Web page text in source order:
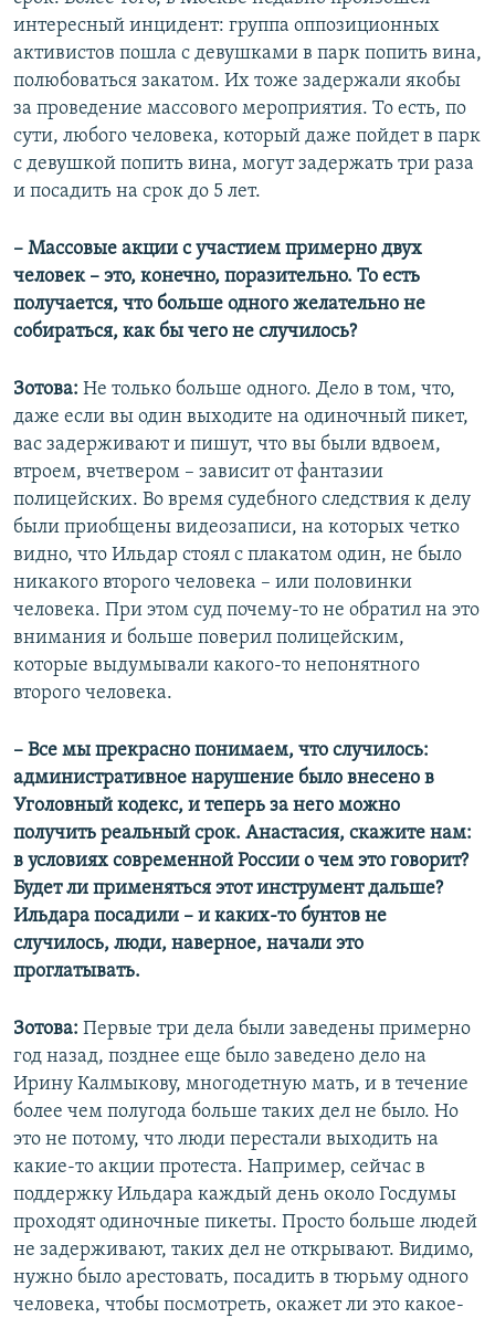
интересный инцидент: группа оппозиционных
активистов пошла с девушками в парк попить вина,
полюбоваться закатом. Их тоже задержали якобы
за проведение массового мероприятия. То есть, по
сути, любого человека, который даже пойдет в парк
с девушкой попить вина, могут задержать три раза
и посадить на срок до 5 лет.
– Массовые акции с участием примерно двух
человек – это, конечно, поразительно. То есть
получается, что больше одного желательно не
собираться, как бы чего не случилось?
Зотова: Не только больше одного. Дело в том, что,
даже если вы один выходите на одиночный пикет,
вас задерживают и пишут, что вы были вдвоем,
втроем, вчетвером – зависит от фантазии
полицейских. Во время судебного следствия к делу
были приобщены видеозаписи, на которых четко
видно, что Ильдар стоял с плакатом один, не было
никакого второго человека – или половинки
человека. При этом суд почему-то не обратил на это
внимания и больше поверил полицейским,
которые выдумывали какого-то непонятного
второго человека.
– Все мы прекрасно понимаем, что случилось:
административное нарушение было внесено в
Уголовный кодекс, и теперь за него можно
получить реальный срок. Анастасия, скажите нам:
в условиях современной России о чем это говорит?
Будет ли применяться этот инструмент дальше?
Ильдара посадили – и каких-то бунтов не
случилось, люди, наверное, начали это
проглатывать.
Зотова: Первые три дела были заведены примерно
год назад, позднее еще было заведено дело на
Ирину Калмыкову, многодетную мать, и в течение
более чем полугода больше таких дел не было. Но
это не потому, что люди перестали выходить на
какие-то акции протеста. Например, сейчас в
поддержку Ильдара каждый день около Госдумы
проходят одиночные пикеты. Просто больше людей
не задерживают, таких дел не открывают. Видимо,
нужно было арестовать, посадить в тюрьму одного
человека, чтобы посмотреть, окажет ли это какое-